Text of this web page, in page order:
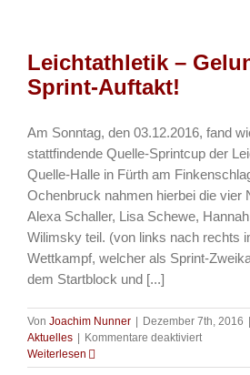
gegen
der
Männer
Leichtathletik –
Sprint-Auftakt!
Am Sonntag, den 03.12.2016, fand
stattfindende Quelle-Sprintcup der
Quelle-Halle in Fürth am
Ochenbruck nahmen hierbei die vier
Alexa Schaller, Lisa Schewe,
Wilimsky teil. (von links nach rechts
Wettkampf, welcher als Sprint-
dem Startblock und [...]
Von Joachim Nunner Dezember 7th, 2016
Aktuelles
Kommentare deaktiviertfür
–
Weiterlesen